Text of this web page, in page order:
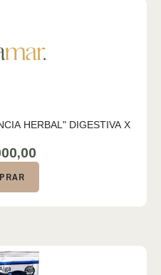
HERBAL" DIGESTIVA X